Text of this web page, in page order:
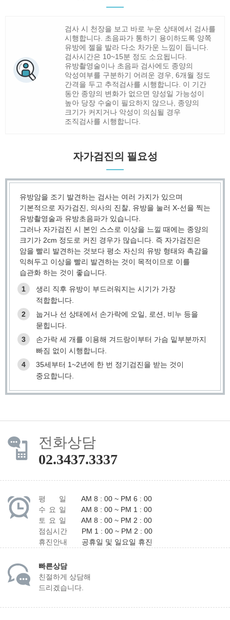
검사 시 천장을 보고 바로 누운 상태에서 검사를
시행합니다. 초음파가 통하기 용이하도록 양쪽
유방에 젤을 발라 다소 차가운 느낌이 듭니다.
검사시간은 10~15분 정도 소요됩니다.
유방촬영술이나 초음파 검사에도 종양의
악성여부를 구분하기 어려운 경우, 6개월 정도
간격을 두고 추적검사를 시행합니다. 이 기간
동안 종양의 변화가 없으면 양성일 가능성이
높아 당장 수술이 필요하지 않으나, 종양의
크기가 커지거나 악성이 의심될 경우
조직검사를 시행합니다.
자가검진의 필요성
유방암을 조기 발견하는 검사는 여러 가지가 있으며
기본적으로 자가검진, 의사의 진찰, 유방을 눌러 X-선을 찍는
유방촬영술과 유방초음파가 있습니다.
그러나 자가검진 시 본인 스스로 이상을 느낄 때에는 종양의
크기가 2cm 정도로 커진 경우가 많습니다. 즉 자가검진은
암을 빨리 발견하는 것보다 평소 자신의 유방 형태와 촉감을
익혀두고 이상을 빨리 발견하는 것이 목적이므로 이를
습관화 하는 것이 좋습니다.
1
생리 직후 유방이 부드러워지는 시기가 가장
적합합니다.
2
눕거나 선 상태에서 손가락에 오일, 로션, 비누 등을
묻힙니다.
3
손가락 세 개를 이용해 겨드랑이부터 가슴 밑부분까지
빠짐 없이 시행합니다.
4
35세부터 1~2년에 한 번 정기검진을 받는 것이
중요합니다.
전화상담
02.3437.3337
평 일
AM 8 : 00 ~ PM 6 : 00
수 요 일
AM 8 : 00 ~ PM 1 : 00
토 요 일
AM 8 : 00 ~ PM 2 : 00
점심시간
PM 1 : 00 ~ PM 2 : 00
휴진안내
공휴일 및 일요일 휴진
빠른상담
친절하게 상담해
드리겠습니다.